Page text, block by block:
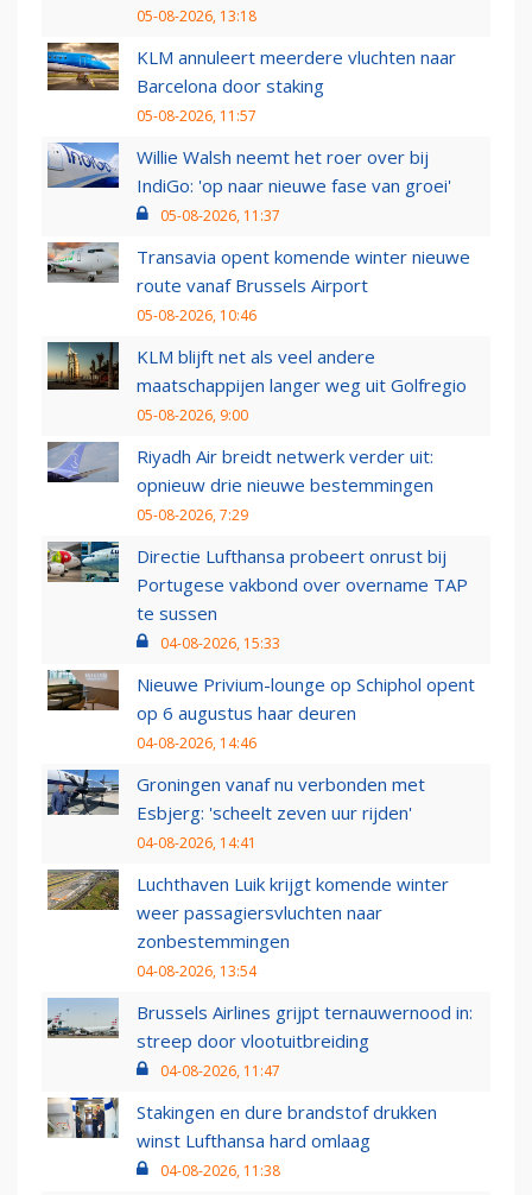
05-08-2026, 13:18
KLM annuleert meerdere vluchten naar
Barcelona door staking
05-08-2026, 11:57
Willie Walsh neemt het roer over bij
IndiGo: 'op naar nieuwe fase van groei'
05-08-2026, 11:37
Transavia opent komende winter nieuwe
route vanaf Brussels Airport
05-08-2026, 10:46
KLM blijft net als veel andere
maatschappijen langer weg uit Golfregio
05-08-2026, 9:00
Riyadh Air breidt netwerk verder uit:
opnieuw drie nieuwe bestemmingen
05-08-2026, 7:29
Directie Lufthansa probeert onrust bij
Portugese vakbond over overname TAP
te sussen
04-08-2026, 15:33
Nieuwe Privium-lounge op Schiphol opent
op 6 augustus haar deuren
04-08-2026, 14:46
Groningen vanaf nu verbonden met
Esbjerg: 'scheelt zeven uur rijden'
04-08-2026, 14:41
Luchthaven Luik krijgt komende winter
weer passagiersvluchten naar
zonbestemmingen
04-08-2026, 13:54
Brussels Airlines grijpt ternauwernood in:
streep door vlootuitbreiding
04-08-2026, 11:47
Stakingen en dure brandstof drukken
winst Lufthansa hard omlaag
04-08-2026, 11:38